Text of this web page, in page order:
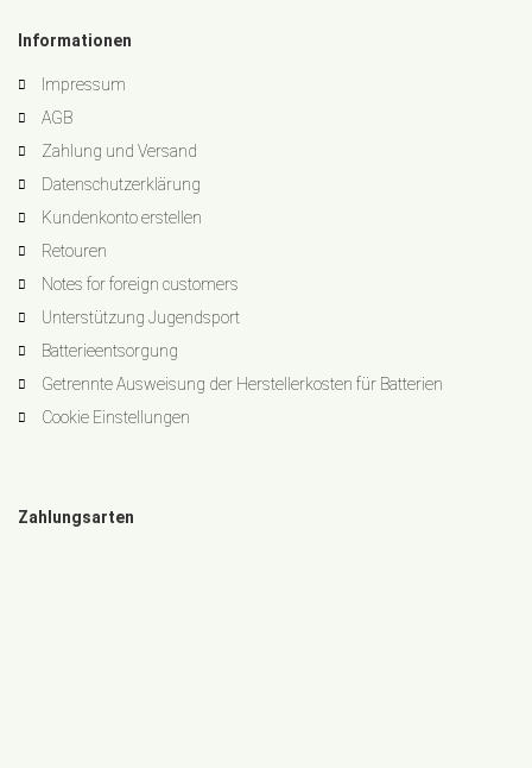
Informationen
Impressum
AGB
Zahlung und Versand
Datenschutzerklärung
Kundenkonto erstellen
Retouren
Notes for foreign customers
Unterstützung Jugendsport
Batterieentsorgung
Getrennte Ausweisung der Herstellerkosten für Batterien
Cookie Einstellungen
Zahlungsarten